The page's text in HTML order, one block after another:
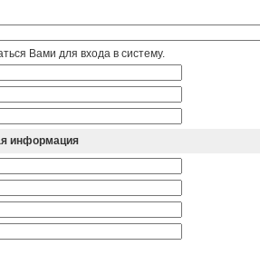
Вами для входа в систему.
информация